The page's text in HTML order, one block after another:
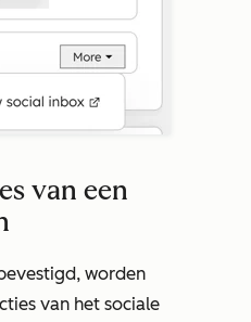
van een
worden
van het sociale